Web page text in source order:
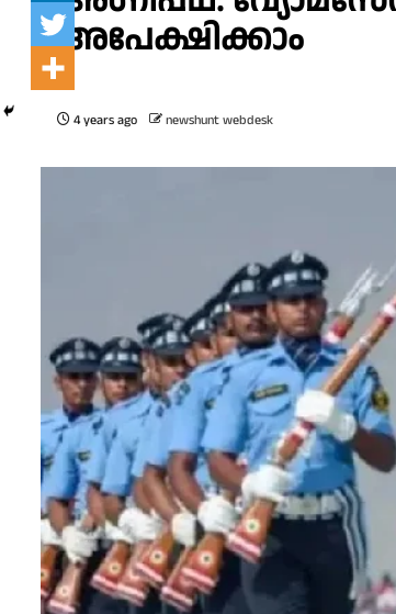
അപേക്ഷിക്കാം
4 years ago newshunt webdesk